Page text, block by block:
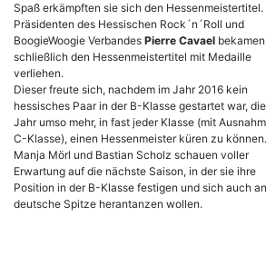
Spaß erkämpften sie sich den Hessenmeistertitel.
Präsidenten des Hessischen Rock´n´Roll und
BoogieWoogie Verbandes Pierre Cavael
schließlich den Hessenmeistertitel mit Medaille
verliehen.
Dieser freute sich, nachdem im Jahr 2016 kein
hessisches Paar in der B-Klasse gestartet war,
Jahr umso mehr, in fast jeder Klasse (mit
C-Klasse), einen Hessenmeister küren zu können.
Manja Mörl und Bastian Scholz schauen voller
Erwartung auf die nächste Saison, in der sie ihre
Position in der B-Klasse festigen und sich auch
deutsche Spitze herantanzen wollen.